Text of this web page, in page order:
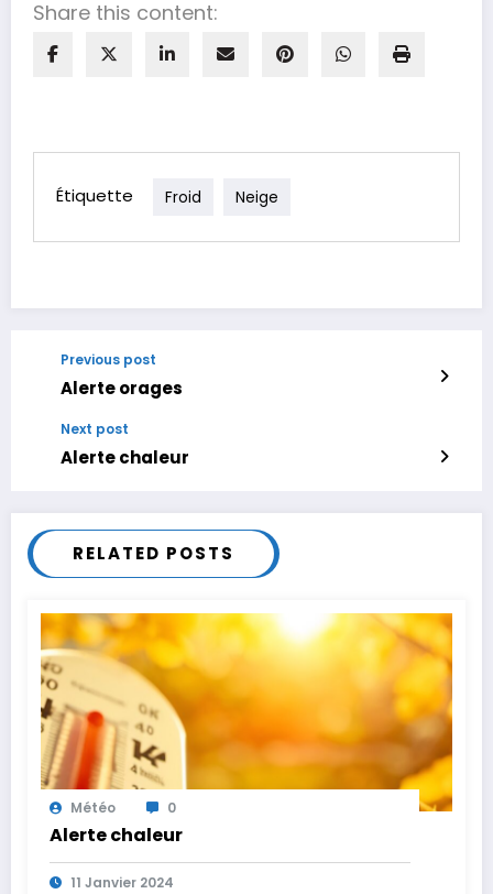
Share this content:
Étiquette Froid Neige
Previous post
Alerte orages
Next post
Alerte chaleur
RELATED POSTS
Météo 0
Alerte chaleur
11 Janvier 2024